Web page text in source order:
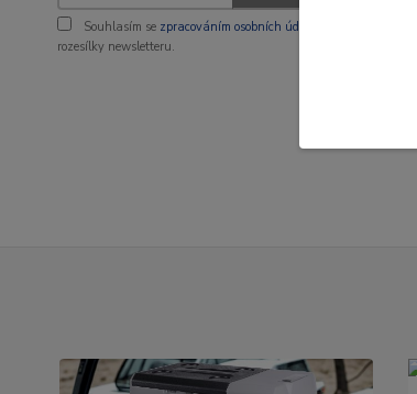
Souhlasím se zpracováním osobních údajů
rozesílky newsletteru.